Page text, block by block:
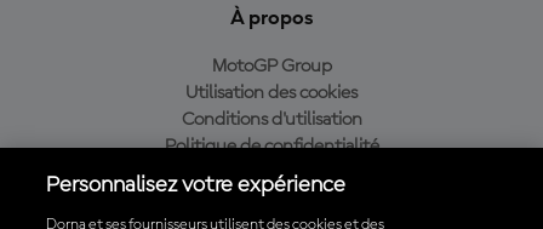
À propos
MotoGP Group
Utilisation des cookies
Conditions d'utilisation
Politique de confidentialité
Politique d’achat
Personnalisez votre expérience
Dorna et ses fournisseurs utilisent des cookies et des